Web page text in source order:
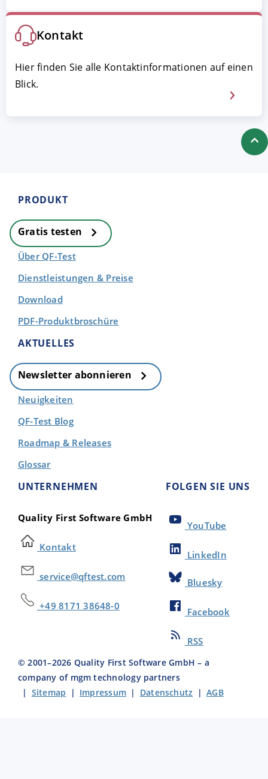
Kontakt
Hier finden Sie alle Kontakt­informationen auf einen
Blick.
PRODUKT
Gratis testen
Über QF-Test
Dienstleistungen & Preise
Download
PDF-Produktbroschüre
AKTUELLES
Newsletter abonnieren
Neuigkeiten
QF-Test Blog
Roadmap & Releases
Glossar
UNTERNEHMEN
Quality First Software GmbH
Kontakt
service@qftest.com
+49 8171 38648-0
FOLGEN SIE UNS
YouTube
LinkedIn
Bluesky
Facebook
RSS
© 2001–2026 Quality First Software GmbH – a
company of mgm technology partners
| Sitemap | Impressum | Datenschutz |AGB